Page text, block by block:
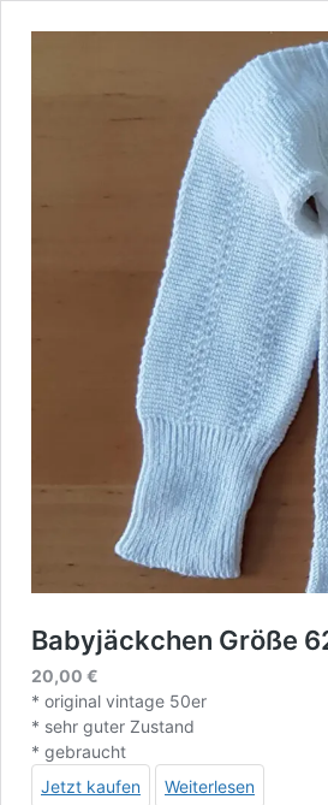
Babyjäckchen Größe
20,00 €
* original vintage 50er
* sehr guter Zustand
* gebraucht
Jetzt kaufen
Weiterlesen